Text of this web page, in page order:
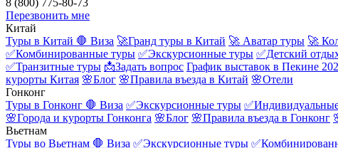
8 (800) 775-80-73
Перезвонить мне
Китай
Туры в Китай 🛑 Виза 🚀Гранд туры в Китай 🚀 Аватар туры 🚀
✅Комбинированные туры ✅Экскурсионные туры ✅Детский
✅Транзитные туры 📩Задать вопрос График выставок в Пекине
курорты Китая 🌸Блог 🌸Правила въезда в Китай 🌸Отели
Гонконг
Туры в Гонконг 🛑 Виза ✅Экскурсионные туры
🌸Города и курорты Гонконга 🌸Блог 🌸Правила въезда в Гонконг
Вьетнам
Туры во Вьетнам 🛑 Виза ✅Экскурсионные туры